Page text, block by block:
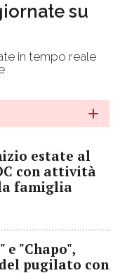
su
in tempo reale
estate al
con attività
famiglia
e "Chapo",
pugilato con